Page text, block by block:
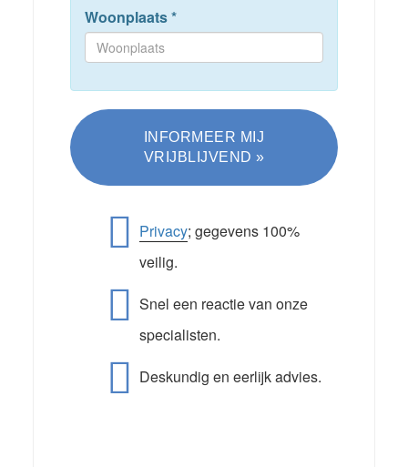
Woonplaats*
Privacy; gegevens 100%
veilig.
Snel een reactie van onze
specialisten.
Deskundig en eerlijk advies.